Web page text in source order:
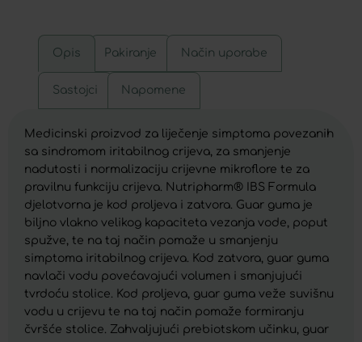
Opis Pakiranje Način uporabe
Sastojci Napomene
Medicinski proizvod za liječenje simptoma povezanih
sa sindromom iritabilnog crijeva, za smanjenje
nadutosti i normalizaciju crijevne mikroflore te za
pravilnu funkciju crijeva. Nutripharm® IBS Formula
djelotvorna je kod proljeva i zatvora. Guar guma je
biljno vlakno velikog kapaciteta vezanja vode, poput
spužve, te na taj način pomaže u smanjenju
simptoma iritabilnog crijeva. Kod zatvora, guar guma
navlači vodu povećavajući volumen i smanjujući
tvrdoću stolice. Kod proljeva, guar guma veže suvišnu
vodu u crijevu te na taj način pomaže formiranju
čvršće stolice. Zahvaljujući prebiotskom učinku, guar